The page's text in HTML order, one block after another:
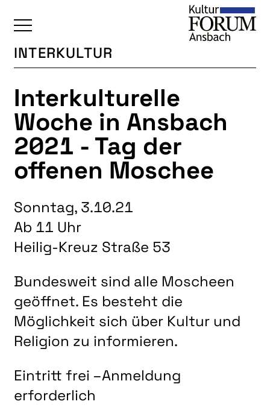
ÜBERSICHT
KALENDER
UNSERE BEREICHE
BAUKULTUR
BILDENDE KUNST
INTERKULTUR
JUNGE KUNSTSCHULE
KUNSTREISEN
LITERATUR
MUSIK
NATUR & STRUKTUR
ÜBER UNS
DER VEREIN
KUNSTHAUS R3
INTERKULTUR
Interkulturelle
Woche in Ansbach
2021 - Tag der
offenen Moschee
Sonntag, 3.10.21
Ab 11 Uhr
Heilig-Kreuz Straße 53
Bundesweit sind alle Moscheen
geöffnet. Es besteht die
Möglichkeit sich über Kultur und
Religion zu informieren.
Eintritt frei –Anmeldung
erforderlich